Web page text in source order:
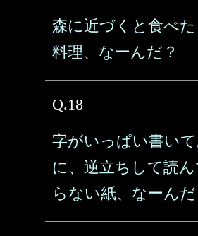
森に近づくと食べ
料理、なーんだ？
Q.18
字がいっぱい書い
に、逆立ちして読
らない紙、なーんだ